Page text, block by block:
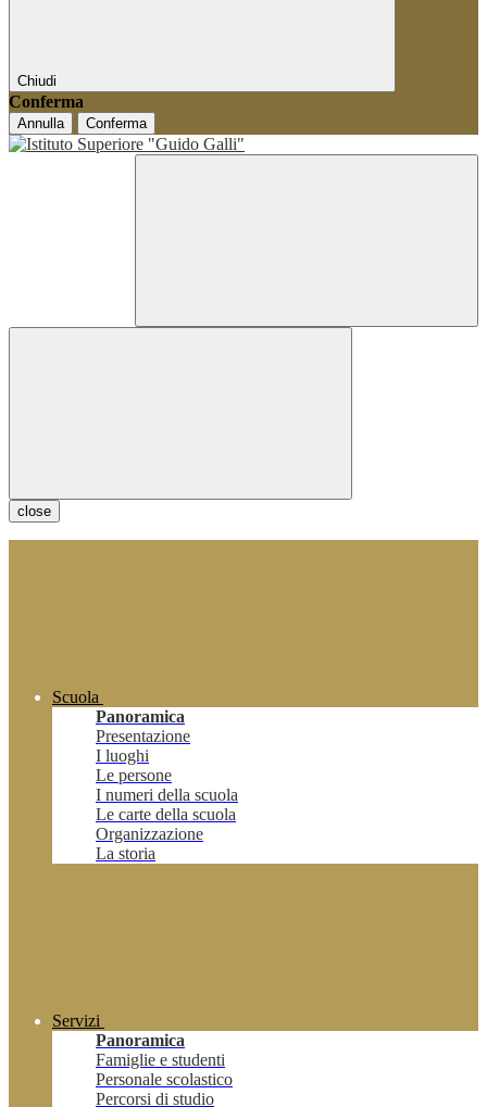
Chiudi
Conferma
Annulla Conferma
close
Scuola
Panoramica
Presentazione
I luoghi
Le persone
I numeri della scuola
Le carte della scuola
Organizzazione
La storia
Servizi
Panoramica
Famiglie e studenti
Personale scolastico
Percorsi di studio